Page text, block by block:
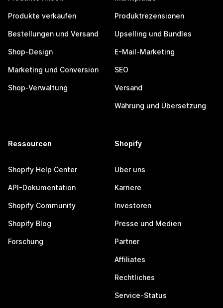
Produkte verkaufen
Bestellungen und Versand
Shop-Design
Marketing und Conversion
Shop-Verwaltung
Produktrezensionen
Upselling und Bundles
E-Mail-Marketing
SEO
Versand
Währung und Übersetzung
Ressourcen
Shopify Help Center
API-Dokumentation
Shopify Community
Shopify Blog
Forschung
Shopify
Über uns
Karriere
Investoren
Presse und Medien
Partner
Affiliates
Rechtliches
Service-Status